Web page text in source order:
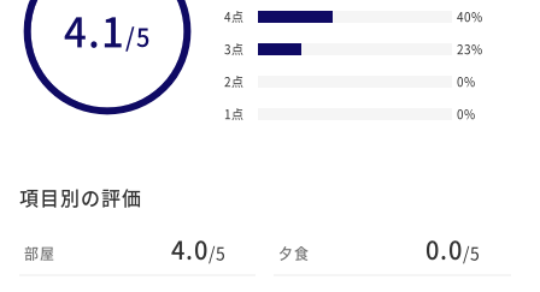
4.1/5
4点
40%
3点
23%
2点
0%
1点
0%
項目別の評価
部屋 4.0/5 夕食 0.0/5